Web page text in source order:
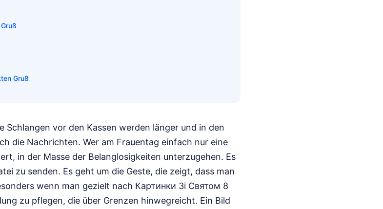
Gruß
Schlangen vor den Kassen werden länger und in den
die Nachrichten. Wer am Frauentag einfach nur eine
in der Masse der Belanglosigkeiten unterzugehen. Es
zu senden. Es geht um die Geste, die zeigt, dass man
wenn man gezielt nach Картинки Зі Святом 8
zu pflegen, die über Grenzen hinwegreicht. Ein Bild